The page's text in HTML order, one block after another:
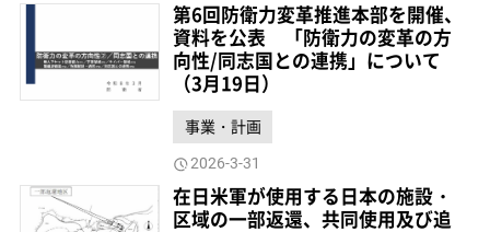
第6回防衛力変革推進本部を開催、
資料を公表 「防衛力の変革の方
向性/同志国との連携」について
（3月19日）
事業・計画
2026-3-31
在日米軍が使用する日本の施設・
区域の一部返還、共同使用及び追